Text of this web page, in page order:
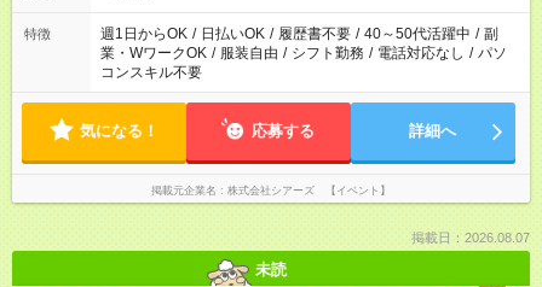
特徴 週1日からOK / 日払いOK / 履歴書不要 / 40～50代活躍中 / 副
業・WワークOK / 服装自由 / シフト勤務 / 電話対応なし / パソ
コンスキル不要
気になる！ 応募する 詳細へ
掲載元企業名 株式会社シアーズ 【イベント】
掲載日：2026.08.07
未読